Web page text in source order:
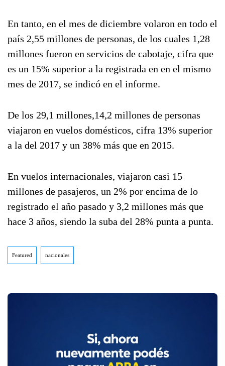
En tanto, en el mes de diciembre volaron en todo el
país 2,55 millones de personas, de los cuales 1,28
millones fueron en servicios de cabotaje, cifra que
es un 15% superior a la registrada en en el mismo
mes de 2017, se indicó en el informe.
De los 29,1 millones,14,2 millones de personas
viajaron en vuelos domésticos, cifra 13% superior
a la del 2017 y un 38% más que en 2015.
En vuelos internacionales, viajaron casi 15
millones de pasajeros, un 2% por encima de lo
registrado el año pasado y 3,2 millones más que
hace 3 años, siendo la suba del 28% punta a punta.
Featured nacionales